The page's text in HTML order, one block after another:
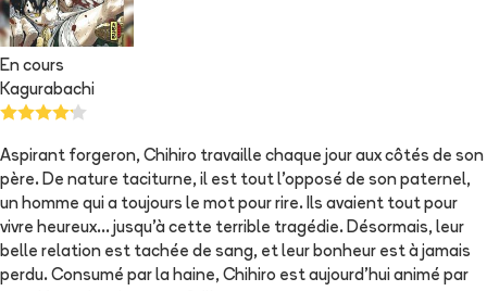
En cours
Kagurabachi
Aspirant forgeron, Chihiro travaille chaque jour aux côtés de son
père. De nature taciturne, il est tout l'opposé de son paternel,
un homme qui a toujours le mot pour rire. Ils avaient tout pour
vivre heureux... jusqu'à cette terrible tragédie. Désormais, leur
belle relation est tachée de sang, et leur bonheur est à jamais
perdu. Consumé par la haine, Chihiro est aujourd'hui animé par